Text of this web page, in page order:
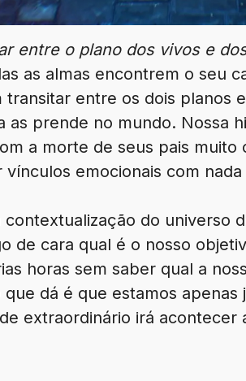
entre o plano dos vivos e
as almas encontrem o seu
transitar entre os dois planos
as prende no mundo. Nossa
a morte de seus pais
emocionais com
contextualização do universo
de cara qual é o nosso
horas sem saber qual a
dá é que estamos
extraordinário irá